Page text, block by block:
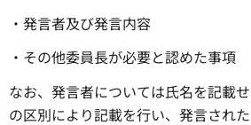
・発言者及び発言内容
・その他委員長が必要と認めた事項
なお、発言者については氏名を記載
の区別により記載を行い、発言され